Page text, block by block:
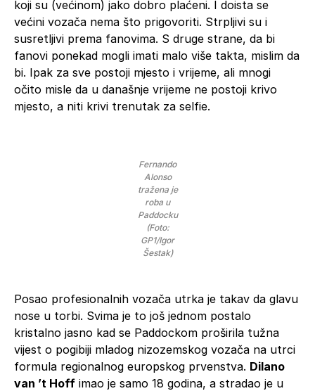
koji su (većinom) jako dobro plaćeni. I doista se
većini vozača nema što prigovoriti. Strpljivi su i
susretljivi prema fanovima. S druge strane, da bi
fanovi ponekad mogli imati malo više takta, mislim da
bi. Ipak za sve postoji mjesto i vrijeme, ali mnogi
očito misle da u današnje vrijeme ne postoji krivo
mjesto, a niti krivi trenutak za selfie.
Fernando
Alonso
tražena je
roba u
Paddocku
(Foto:
GP1/Igor
Šestak)
Posao profesionalnih vozača utrka je takav da glavu
nose u torbi. Svima je to još jednom postalo
kristalno jasno kad se Paddockom proširila tužna
vijest o pogibiji mladog nizozemskog vozača na utrci
formula regionalnog europskog prvenstva. Dilano
van ’t Hoff imao je samo 18 godina, a stradao je u